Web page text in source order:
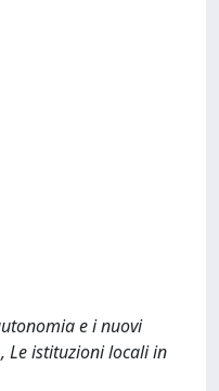
e i nuovi
Le istituzioni locali in